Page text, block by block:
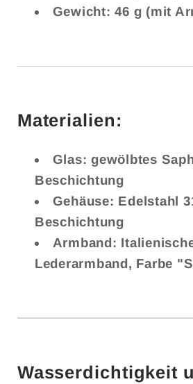
Gewicht: 46 g (mit
Materialien:
Glas: gewölbtes
Beschichtung
Gehäuse: Edelstahl
Beschichtung
Armband:
Lederarmband, Farbe
Wasserdichtigkeit